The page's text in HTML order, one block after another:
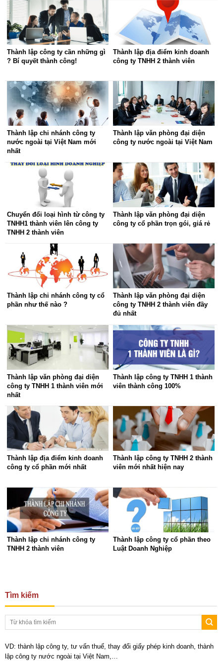
Thành lập công ty cần những gì
? Bí quyết thành công!
Thành lập địa điểm kinh doanh
công ty TNHH 2 thành viên
Thành lập chi nhánh công ty
nước ngoài tại Việt Nam mới
nhất
Thành lập văn phòng đại diện
công ty nước ngoài tại Việt Nam
Chuyển đổi loại hình từ công ty
TNHH1 thành viên lên công ty
TNHH 2 thành viên
Thành lập văn phòng đại diện
công ty cổ phần trọn gói, giá rẻ
Thành lập chi nhánh công ty cổ
phần như thế nào ?
Thành lập văn phòng đại diện
công ty TNHH 2 thành viên đầy
đủ nhất
Thành lập văn phòng đại diện
công ty TNHH 1 thành viên mới
nhất
Thành lập công ty TNHH 1 thành
viên thành công 100%
Thành lập địa điểm kinh doanh
công ty cổ phần mới nhất
Thành lập công ty TNHH 2 thành
viên mới nhất hiện nay
Thành lập chi nhánh công ty
TNHH 2 thành viên
Thành lập công ty cổ phần theo
Luật Doanh Nghiệp
Tìm kiếm
VD: thành lập công ty, tư vấn thuế, thay đổi giấy phép kinh doanh, thành
lập công ty nước ngoài tại Việt Nam,…